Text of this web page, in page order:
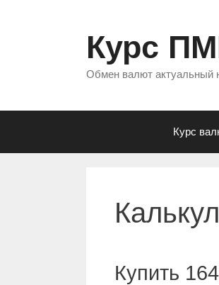
Курс
Обмен валют актуальный
Курс
Купить